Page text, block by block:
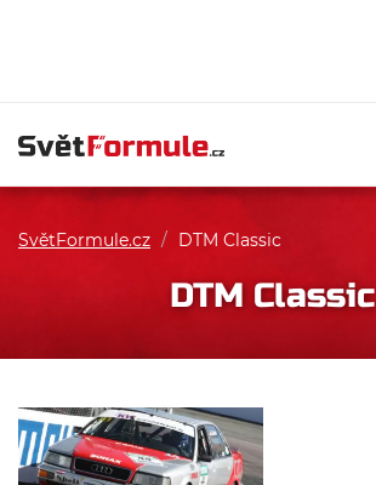
SvětFormule.cz / DTM Classic
DTM Classic